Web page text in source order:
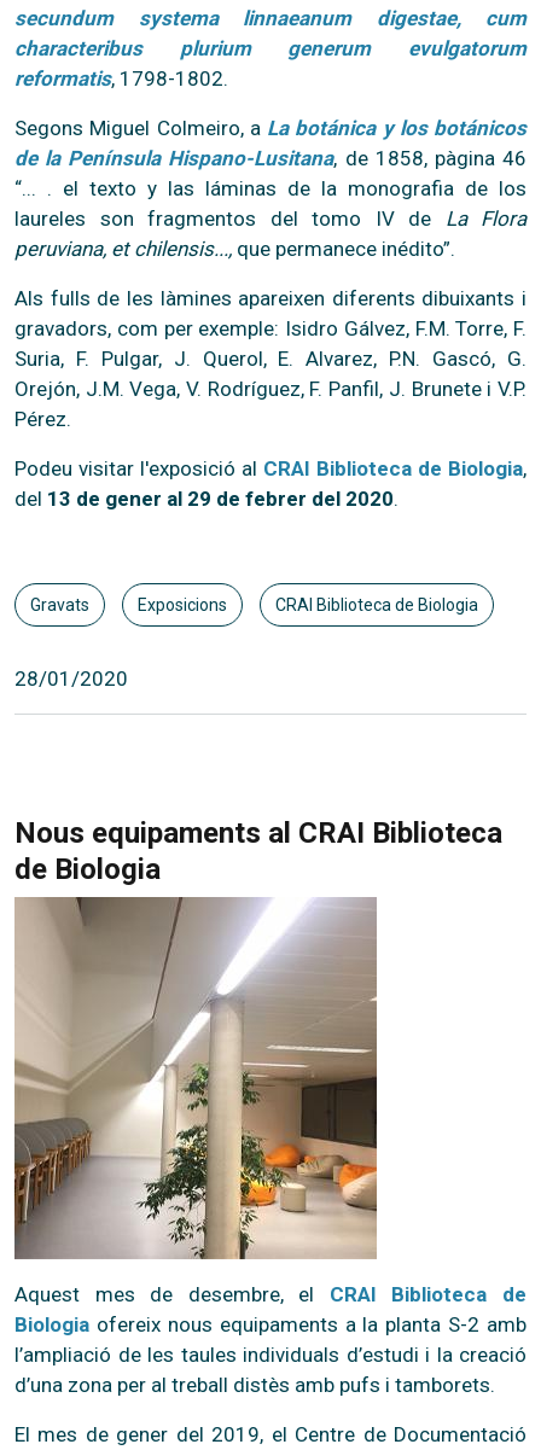
secundum systema linnaeanum digestae, cum
characteribus plurium generum evulgatorum
reformatis, 1798-1802.
Segons Miguel Colmeiro, a La botánica y los botánicos
de la Península Hispano-Lusitana, de 1858, pàgina 46
“... . el texto y las láminas de la monografia de los
laureles son fragmentos del tomo IV de La Flora
peruviana, et chilensis..., que permanece inédito”.
Als fulls de les làmines apareixen diferents dibuixants i
gravadors, com per exemple: Isidro Gálvez, F.M. Torre, F.
Suria, F. Pulgar, J. Querol, E. Alvarez, P.N. Gascó, G.
Orejón, J.M. Vega, V. Rodríguez, F. Panfil, J. Brunete i V.P.
Pérez.
Podeu visitar l'exposició al CRAI Biblioteca de Biologia,
del 13 de gener al 29 de febrer del 2020.
Gravats Exposicions CRAI Biblioteca de Biologia
28/01/2020
Nous equipaments al CRAI Biblioteca
de Biologia
Aquest mes de desembre, el CRAI Biblioteca de
Biologia ofereix nous equipaments a la planta S-2 amb
l’ampliació de les taules individuals d’estudi i la creació
d’una zona per al treball distès amb pufs i tamborets.
El mes de gener del 2019, el Centre de Documentació